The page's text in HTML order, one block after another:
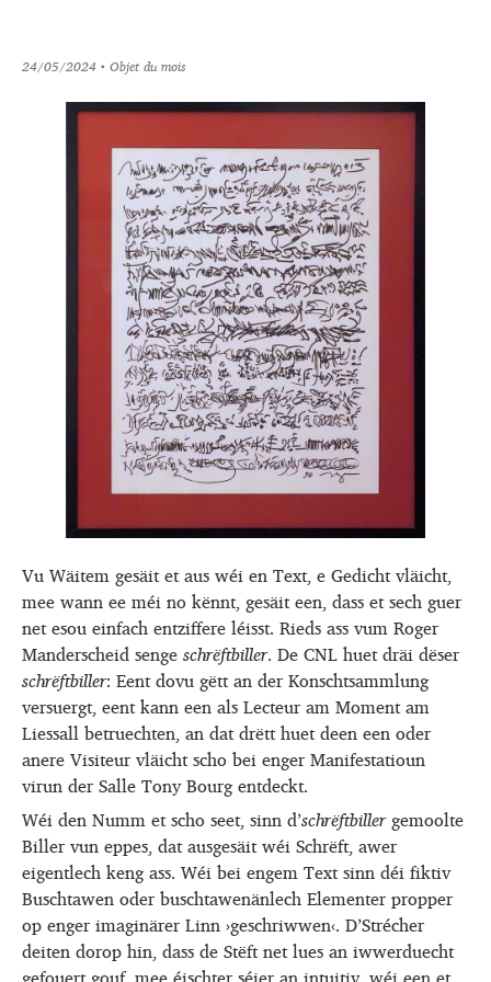
24/05/2024• Objet du mois
Vu Wäitem gesäit et aus wéi en Text, e Gedicht vläicht,
mee wann ee méi no kënnt, gesäit een, dass et sech guer
net esou einfach entziffere léisst. Rieds ass vum Roger
Manderscheid sengeschrëftbiller. De CNL huet dräi dëser
schrëftbiller: Eent dovu gëtt an der Konschtsammlung
versuergt, eent kann een als Lecteur am Moment am
Liessall betruechten, an dat drëtt huet deen een oder
anere Visiteur vläicht scho bei enger Manifestatioun
virun der Salle Tony Bourg entdeckt.
Wéi den Numm et scho seet, sinn d’schrëftbillergemoolte
Biller vun eppes, dat ausgesäit wéi Schrëft, awer
eigentlech keng ass. Wéi bei engem Text sinn déi fiktiv
Buschtawen oder buschtawenänlech Elementer propper
op enger imaginärer Linn ›geschriwwen‹. D’Strécher
deiten dorop hin, dass de Stëft net lues an iwwerduecht